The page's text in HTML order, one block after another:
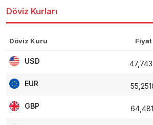
Döviz Kurları
Döviz Kuru Fiyat
USD
EUR
GBP